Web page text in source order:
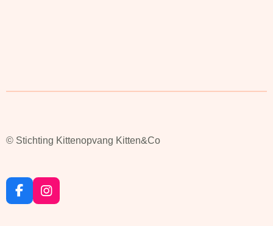
© Stichting Kittenopvang Kitten&Co
F
a
I
n